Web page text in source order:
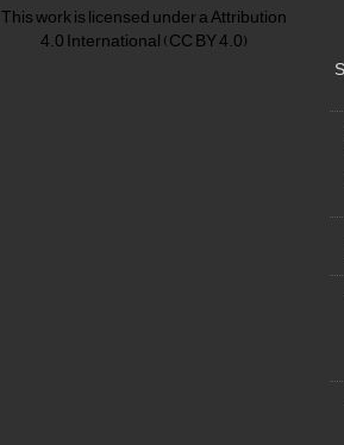
This work is licensed under aAttribution
4.0 International(CC BY 4.0)